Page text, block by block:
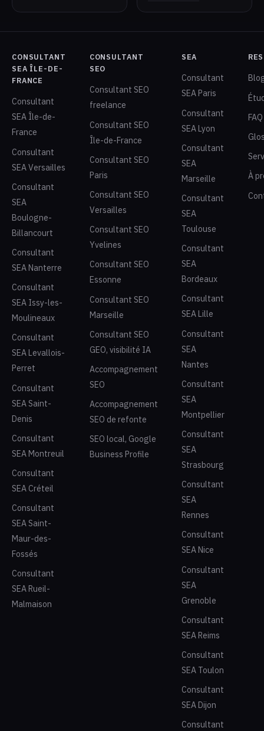
CONSULTANT
SEA ÎLE-DE-
FRANCE
Consultant
SEA Île-de-
France
Consultant
SEA Versailles
Consultant
SEA
Boulogne-
Billancourt
Consultant
SEA Nanterre
Consultant
SEA Issy-les-
Moulineaux
Consultant
SEA Levallois-
Perret
Consultant
SEA Saint-
Denis
Consultant
SEA Montreuil
Consultant
SEA Créteil
Consultant
SEA Saint-
Maur-des-
Fossés
Consultant
SEA Rueil-
Malmaison
CONSULTANT
SEO
Consultant SEO
freelance
Consultant SEO
Île-de-France
Consultant SEO
Paris
Consultant SEO
Versailles
Consultant SEO
Yvelines
Consultant SEO
Essonne
Consultant SEO
Marseille
Consultant SEO
GEO, visibilité IA
Accompagnement
SEO
Accompagnement
SEO de refonte
SEO local, Google
Business Profile
SEA
Consultant
SEA Paris
Consultant
SEA Lyon
Consultant
SEA
Marseille
Consultant
SEA
Toulouse
Consultant
SEA
Bordeaux
Consultant
SEA Lille
Consultant
SEA
Nantes
Consultant
SEA
Montpellier
Consultant
SEA
Strasbourg
Consultant
SEA
Rennes
Consultant
SEA Nice
Consultant
SEA
Grenoble
Consultant
SEA Reims
Consultant
SEA Toulon
Consultant
SEA Dijon
Consultant
FAQ
À